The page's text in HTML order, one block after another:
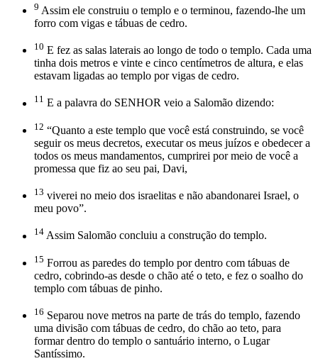
9 Assim ele construiu o templo e o terminou, fazendo-lhe um
forro com vigas e tábuas de cedro.
10 E fez as salas laterais ao longo de todo o templo. Cada uma
tinha dois metros e vinte e cinco centímetros de altura, e elas
estavam ligadas ao templo por vigas de cedro.
11 E a palavra do SENHOR veio a Salomão dizendo:
12 “Quanto a este templo que você está construindo, se você
seguir os meus decretos, executar os meus juízos e obedecer a
todos os meus mandamentos, cumprirei por meio de você a
promessa que fiz ao seu pai, Davi,
13 viverei no meio dos israelitas e não abandonarei Israel, o
meu povo”.
14 Assim Salomão concluiu a construção do templo.
15 Forrou as paredes do templo por dentro com tábuas de
cedro, cobrindo-as desde o chão até o teto, e fez o soalho do
templo com tábuas de pinho.
16 Separou nove metros na parte de trás do templo, fazendo
uma divisão com tábuas de cedro, do chão ao teto, para
formar dentro do templo o santuário interno, o Lugar
Santíssimo.